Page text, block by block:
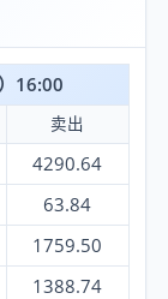
16:00
卖出
4290.64
63.84
1759.50
1388.74